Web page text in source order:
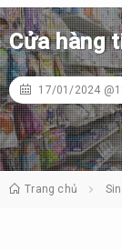
Cửa hàng
17/01/2024
Trang chủ